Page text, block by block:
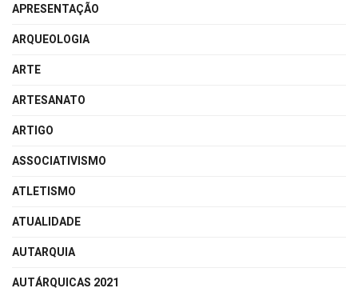
APRESENTAÇÃO
ARQUEOLOGIA
ARTE
ARTESANATO
ARTIGO
ASSOCIATIVISMO
ATLETISMO
ATUALIDADE
AUTARQUIA
AUTÁRQUICAS 2021